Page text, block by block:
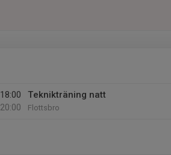
18:00
20:00
Teknikträning natt
Flottsbro